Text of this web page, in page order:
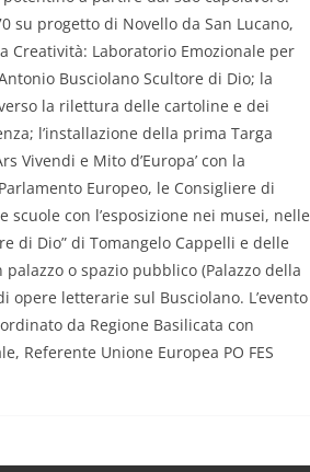
su progetto di Novello da San Lucano,
Creatività: Laboratorio Emozionale per
Busciolano Scultore di Dio; la
la rilettura delle cartoline e dei
l’installazione della prima Targa
Vivendi e Mito d’Europa’ con la
Europeo, le Consigliere di
con l’esposizione nei musei, nelle
di Dio” di Tomangelo Cappelli e delle
o spazio pubblico (Palazzo della
letterarie sul Busciolano. L’evento
da Regione Basilicata con
Referente Unione Europea PO FES